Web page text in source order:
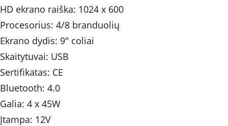
HD ekrano raiška: 1024 x 600
Procesorius: 4/8 branduolių
Ekrano dydis: 9" coliai
Skaitytuvai: USB
Sertifikatas: CE
Bluetooth: 4.0
Įtampa: 12V